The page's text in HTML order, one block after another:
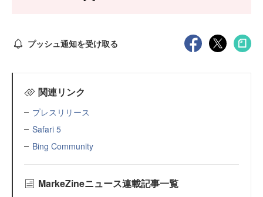
プッシュ通知を受け取る
関連リンク
プレスリリース
Safari 5
Bing Community
MarkeZineニュース連載記事一覧